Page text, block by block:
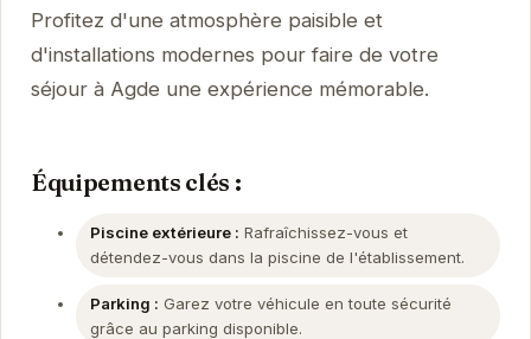
Profitez d'une atmosphère paisible et
d'installations modernes pour faire de votre
séjour à Agde une expérience mémorable.
Équipements clés :
Piscine extérieure : Rafraîchissez-vous et
détendez-vous dans la piscine de l'établissement.
Parking : Garez votre véhicule en toute sécurité
grâce au parking disponible.